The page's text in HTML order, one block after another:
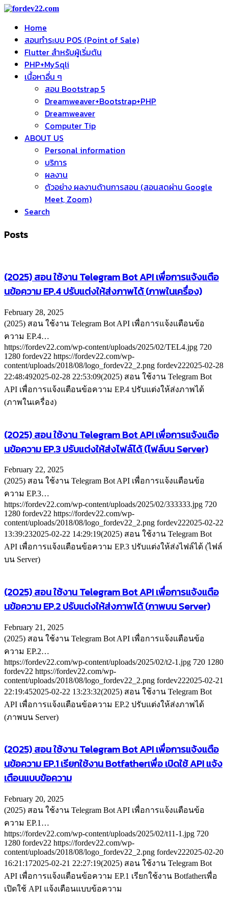
Home
สอนทำระบบ POS (Point of Sale)
Flutter สำหรับผู้เริ่มต้น
PHP+MySqli
เนื้อหาอื่น ๆ
สอน Bootstrap 5
Dreamweaver+Bootstrap+PHP
Dreamweaver
Computer Tip
ABOUT US
Personal information
บริการ
ผลงาน
ตัวอย่าง ผลงานด้านการสอน (สอนสดผ่าน Google
Meet, Zoom)
Search
Posts
(2025) สอน ใช้งาน Telegram Bot API เพื่อการแจ้งแตือ
นข้อความ EP.4 ปรับแต่งให้ส่งภาพได้ (ภาพในเครื่อง)
February 28, 2025
(2025) สอน ใช้งาน Telegram Bot API เพื่อการแจ้งแตือนข้อ
ความ EP.4…
https://fordev22.com/wp-content/uploads/2025/02/TEL4.jpg 720
1280 fordev22 https://fordev22.com/wp-
content/uploads/2018/08/logo_fordev22_2.png fordev222025-02-28
22:48:492025-02-28 22:53:09(2025) สอน ใช้งาน Telegram Bot
API เพื่อการแจ้งแตือนข้อความ EP.4 ปรับแต่งให้ส่งภาพได้
(ภาพในเครื่อง)
(2025) สอน ใช้งาน Telegram Bot API เพื่อการแจ้งแตือ
นข้อความ EP.3 ปรับแต่งให้ส่งไฟล์ได้ (ไฟล์บน Server)
February 22, 2025
(2025) สอน ใช้งาน Telegram Bot API เพื่อการแจ้งแตือนข้อ
ความ EP.3…
https://fordev22.com/wp-content/uploads/2025/02/333333.jpg 720
1280 fordev22 https://fordev22.com/wp-
content/uploads/2018/08/logo_fordev22_2.png fordev222025-02-22
13:39:232025-02-22 14:29:19(2025) สอน ใช้งาน Telegram Bot
API เพื่อการแจ้งแตือนข้อความ EP.3 ปรับแต่งให้ส่งไฟล์ได้ (ไฟล์
บน Server)
(2025) สอน ใช้งาน Telegram Bot API เพื่อการแจ้งแตือ
นข้อความ EP.2 ปรับแต่งให้ส่งภาพได้ (ภาพบน Server)
February 21, 2025
(2025) สอน ใช้งาน Telegram Bot API เพื่อการแจ้งแตือนข้อ
ความ EP.2…
https://fordev22.com/wp-content/uploads/2025/02/t2-1.jpg 720 1280
fordev22 https://fordev22.com/wp-
content/uploads/2018/08/logo_fordev22_2.png fordev222025-02-21
22:19:452025-02-22 13:23:32(2025) สอน ใช้งาน Telegram Bot
API เพื่อการแจ้งแตือนข้อความ EP.2 ปรับแต่งให้ส่งภาพได้
(ภาพบน Server)
(2025) สอน ใช้งาน Telegram Bot API เพื่อการแจ้งแตือ
นข้อความ EP.1 เรียกใช้งาน Botfatherเพื่อ เปิดใช้ API แจ้ง
เตือนแบบข้อความ
February 20, 2025
(2025) สอน ใช้งาน Telegram Bot API เพื่อการแจ้งแตือนข้อ
ความ EP.1…
https://fordev22.com/wp-content/uploads/2025/02/t11-1.jpg 720
1280 fordev22 https://fordev22.com/wp-
content/uploads/2018/08/logo_fordev22_2.png fordev222025-02-20
16:21:172025-02-21 22:27:19(2025) สอน ใช้งาน Telegram Bot
API เพื่อการแจ้งแตือนข้อความ EP.1 เรียกใช้งาน Botfatherเพื่อ
เปิดใช้ API แจ้งเตือนแบบข้อความ